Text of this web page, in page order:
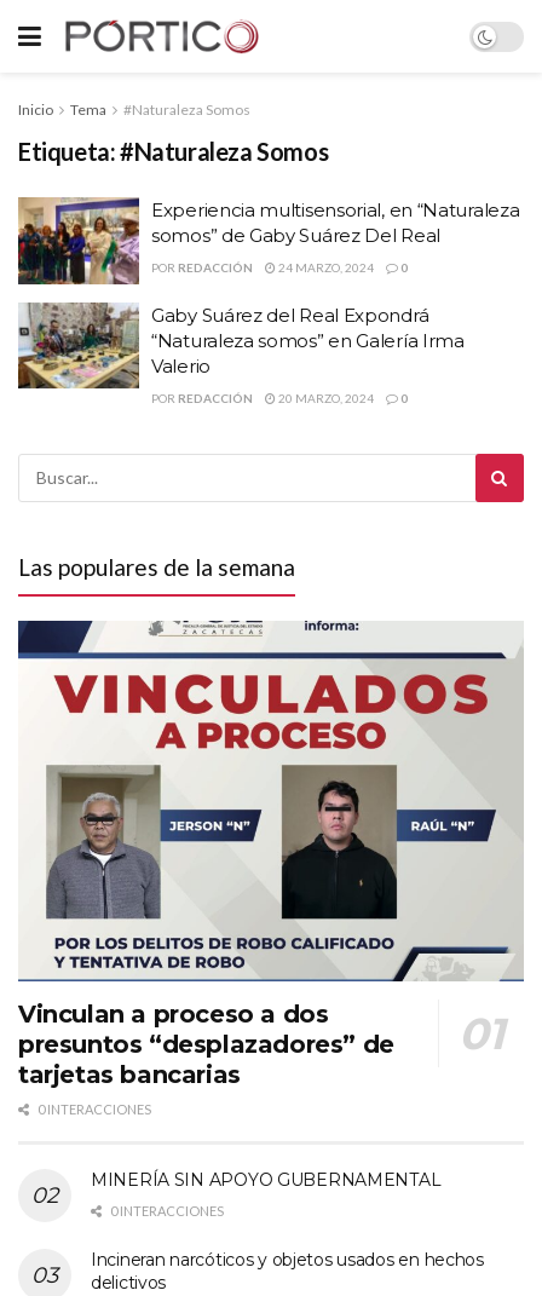
Inicio Tema #Naturaleza Somos
Etiqueta:#Naturaleza Somos
Experiencia multisensorial, en “Naturaleza
somos” de Gaby Suárez Del Real
POR REDACCIÓN 24 MARZO, 2024 0
Gaby Suárez del Real Expondrá
“Naturaleza somos” en Galería Irma
Valerio
POR REDACCIÓN 20 MARZO, 2024 0
Las populares de la semana
Vinculan a proceso a dos
presuntos “desplazadores” de
tarjetas bancarias
0 INTERACCIONES
MINERÍA SIN APOYO GUBERNAMENTAL
0 INTERACCIONES
Incineran narcóticos y objetos usados en hechos
delictivos